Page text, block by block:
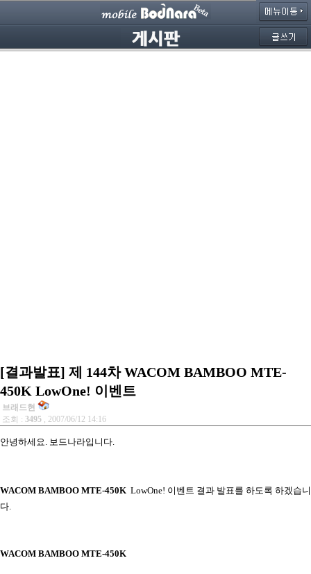
[결과발표] 제 144차 WACOM BAMBOO MTE-
450K LowOne! 이벤트
브래드현
조회 : 3495 , 2007/06/12 14:16
안녕하세요. 보드나라입니다.
WACOM BAMBOO MTE-450K LowOne! 이벤트 결과 발표를 하도록 하겠습니
다.
WACOM BAMBOO MTE-450K